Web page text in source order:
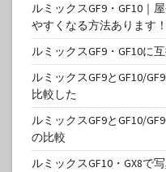
ルミックスGF9・GF10｜
やすくなる方法あります！
ルミックスGF9・GF10に
ルミックスGF9とGF10/
比較した
ルミックスGF9とGF10/
の比較
ルミックスGF10・GX8で